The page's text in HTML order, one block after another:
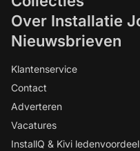
Over Installatie
Nieuwsbrieven
Klantenservice
Contact
Adverteren
Vacatures
InstallQ & Kivi ledenvoordeel